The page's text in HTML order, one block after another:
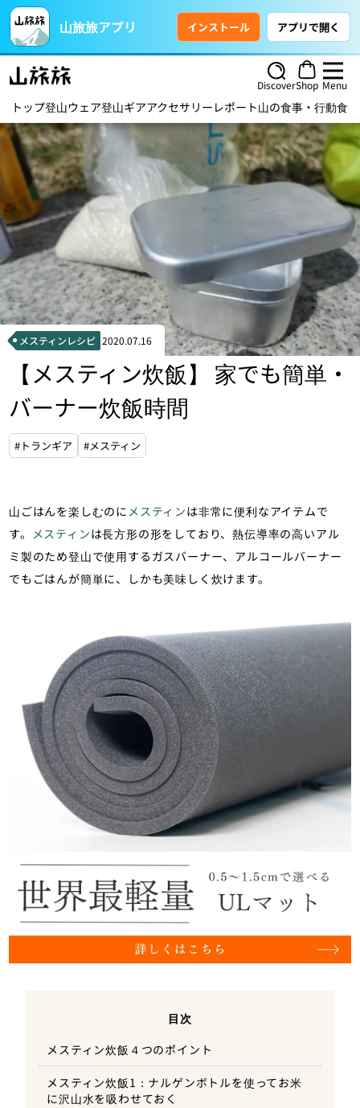
山旅旅アプリ インストール アプリで開く
DiscoverShop Menu
トップ登山ウェア登山ギアアクセサリー レポート山の食事・行動食
メスティンレシピ 2020.07.16
【メスティン炊飯】 家でも簡単・
バーナー炊飯時間
#トランギア #メスティン
山ごはんを楽しむのに メスティンは非常に便利なアイテムで
す。
メスティンは長方形の形をしており、熱伝導率の高いアル
ミ製のため登山で使用するガスバーナー、アルコールバーナー
でもごはんが簡単に、しかも美味しく炊けます。
目次
メスティン炊飯４つのポイント
メスティン炊飯1：ナルゲンボトルを使ってお米
に沢山水を吸わせておく